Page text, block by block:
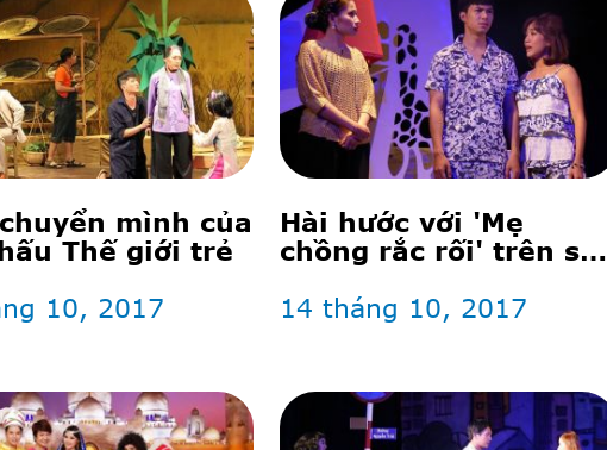
mình của
Thế giới trẻ
10, 2017
Hài hước với 'Mẹ
chồng rắc rối' trên sân
14 tháng 10, 2017